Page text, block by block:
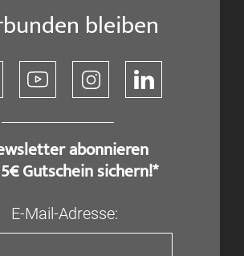
bleiben
abonnieren
Gutschein sichern!*
E-Mail-Adresse: